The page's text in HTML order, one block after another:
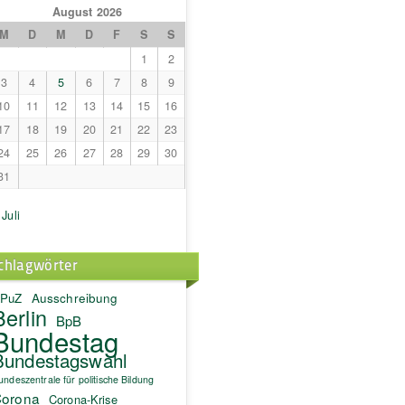
August 2026
M
D M D F S
S
1
2
3
4 5 6 7 8
9
11 12 13 14 15
16
18 19 20 21 22
23
25 26 27 28 29
30
Ausschreibung
BpB
für politische Bildung
Corona-Krise